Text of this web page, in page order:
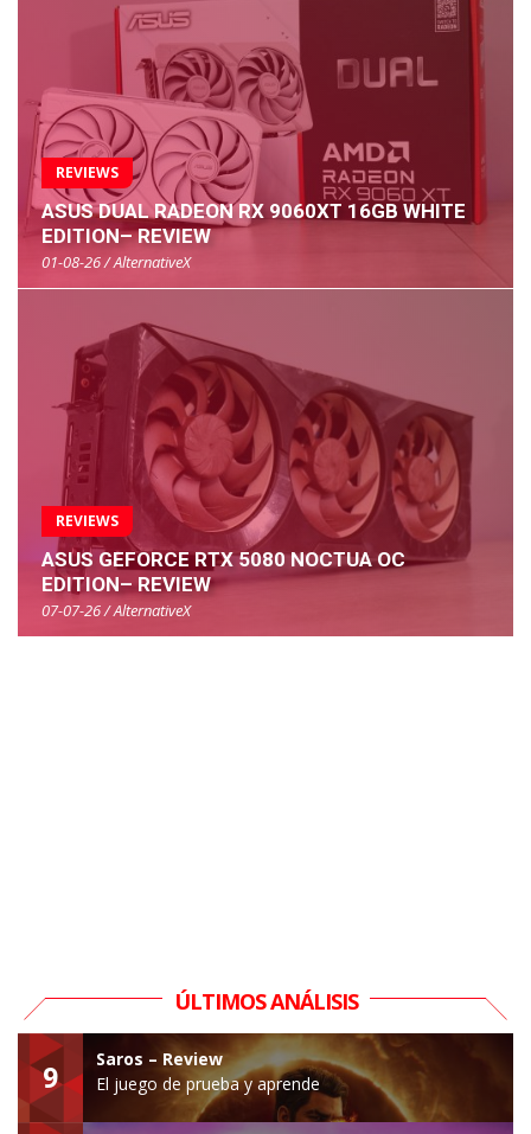
REVIEWS
ASUS DUAL RADEON RX 9060XT 16GB WHITE
EDITION– REVIEW
01-08-26 / AlternativeX
REVIEWS
ASUS GEFORCE RTX 5080 NOCTUA OC
EDITION– REVIEW
07-07-26 / AlternativeX
ÚLTIMOS ANÁLISIS
9
Saros – Review
El juego de prueba y aprende